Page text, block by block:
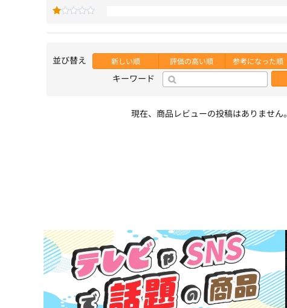
並び替え 新しい順 評価の高い順 参考になった順
キーワード
現在、商品レビューの投稿はありません。